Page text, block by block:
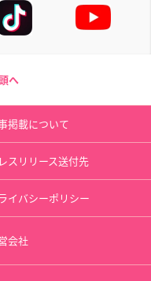
へ
掲載について
スリリース送付先
イバシーポリシー
会社